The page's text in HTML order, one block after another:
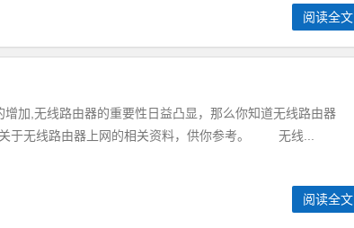
阅读全文
,无线路由器的重要性日益凸显，那么你知道无线路由器
于无线路由器上网的相关资料，供你参考。 无线...
阅读全文